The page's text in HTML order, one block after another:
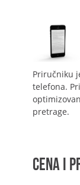
Priručniku
telefona.
pretrage.
CENA I